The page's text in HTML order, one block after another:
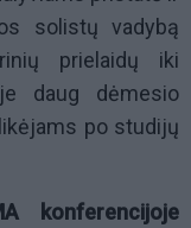
solistų vadybą
prielaidų iki
daug dėmesio
po studijų
konferencijoje